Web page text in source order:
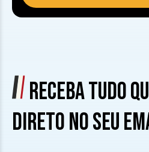
RECEBA TUDO
DIRETO NO SEU